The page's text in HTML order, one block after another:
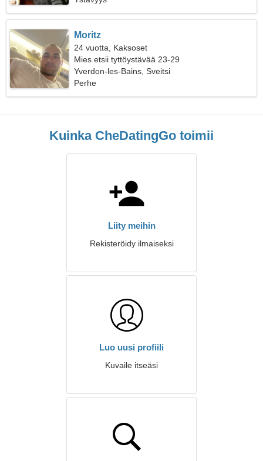
Moritz
24 vuotta, Kaksoset
Mies etsii tyttöystävää 23-29
Yverdon-les-Bains, Sveitsi
Perhe
Kuinka CheDatingGo toimii
Liity meihin
Rekisteröidy ilmaiseksi
Luo uusi profiili
Kuvaile itseäsi